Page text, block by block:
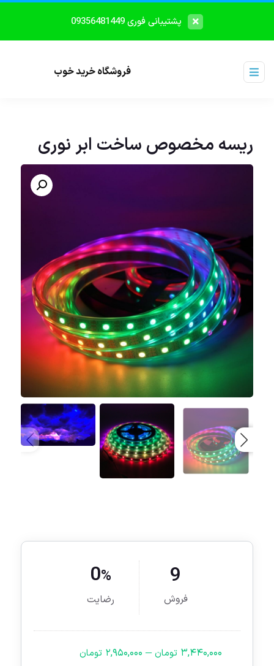
پشتیبانی فوری 09356481449
فروشگاه خرید خوب
ریسه مخصوص ساخت ابر نوری
9
فروش
0%
رضایت
۳,۴۴۰,۰۰۰ تومان – ۲,۹۵۰,۰۰۰ تومان